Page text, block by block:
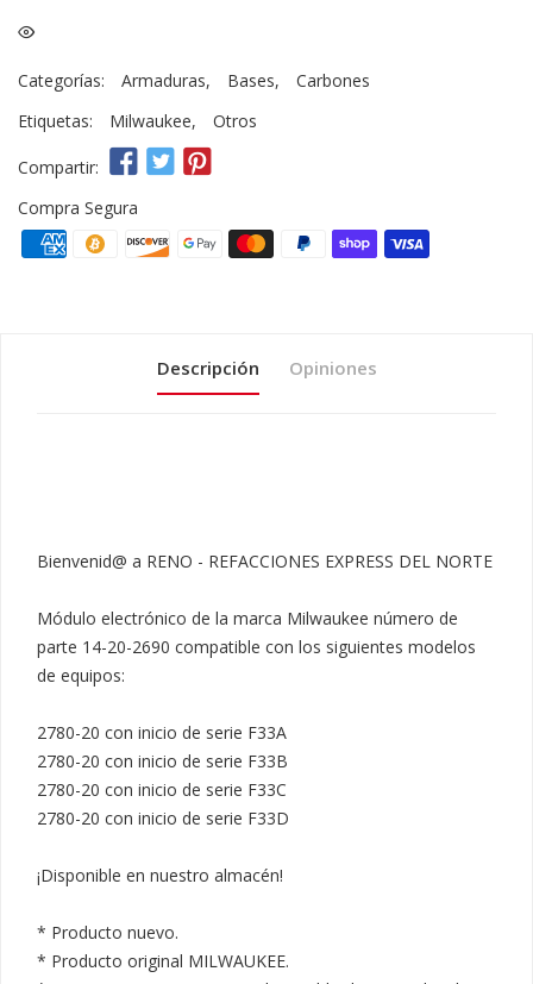
Categorías: Armaduras, Bases,
Carbones
Etiquetas:
Milwaukee, Otros
Compartir:
Compra Segura
Descripción Opiniones
Bienvenid@ a RENO - REFACCIONES EXPRESS DEL NORTE
Módulo electrónico de la marca Milwaukee número de
parte 14-20-2690 compatible con los siguientes modelos
de equipos:
2780-20 con inicio de serie F33A
2780-20 con inicio de serie F33B
2780-20 con inicio de serie F33C
2780-20 con inicio de serie F33D
¡Disponible en nuestro almacén!
* Producto nuevo.
* Producto original MILWAUKEE.